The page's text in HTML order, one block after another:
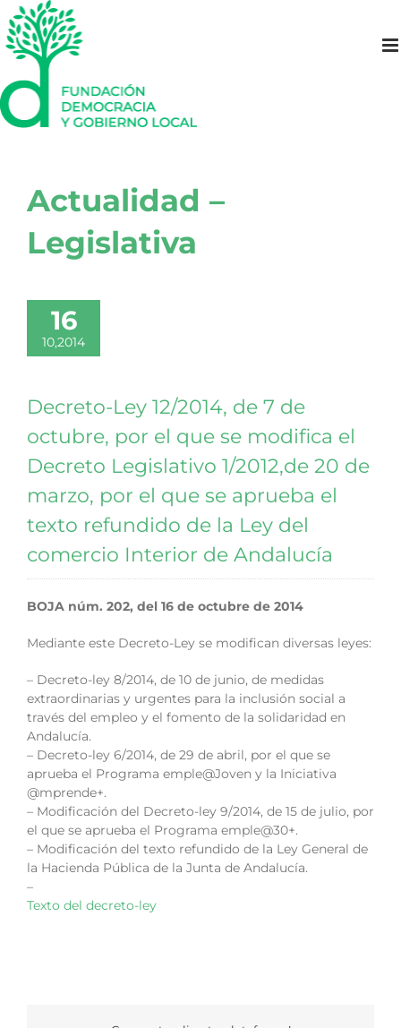
Saltar
al
contenido
Actualidad –
Legislativa
16
10,2014
Decreto-Ley 12/2014, de 7 de
octubre, por el que se modifica el
Decreto Legislativo 1/2012,de 20 de
marzo, por el que se aprueba el
texto refundido de la Ley del
comercio Interior de Andalucía
BOJA núm. 202, del 16 de octubre de 2014
Mediante este Decreto-Ley se modifican diversas leyes:
– Decreto-ley 8/2014, de 10 de junio, de medidas
extraordinarias y urgentes para la inclusión social a
través del empleo y el fomento de la solidaridad en
Andalucía.
– Decreto-ley 6/2014, de 29 de abril, por el que se
aprueba el Programa emple@Joven y la Iniciativa
@mprende+.
– Modificación del Decreto-ley 9/2014, de 15 de julio, por
el que se aprueba el Programa emple@30+.
– Modificación del texto refundido de la Ley General de
la Hacienda Pública de la Junta de Andalucía.
–
Texto del decreto-ley